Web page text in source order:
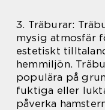
3. Träburar:
mysig atmosfär
estetiskt
hemmiljön.
populära på
fuktiga eller
påverka